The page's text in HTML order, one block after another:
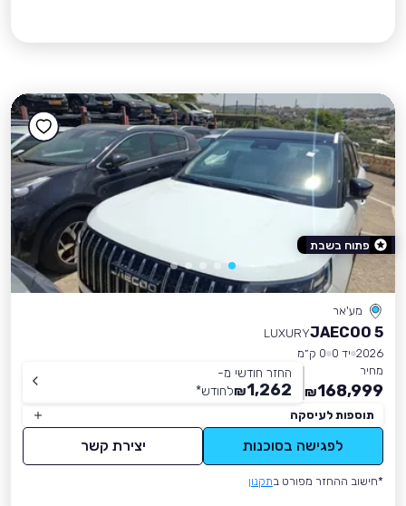
מע'אר
JAECOO 5
LUXURY
2026 יד 0
0 ק״מ
מחיר
168,999
₪
החזר חודשי מ-
1,262
₪לחודש*
תוספות לעיסקה
לפגישה בסוכנות יצירת קשר
*חישוב ההחזר מפורט בתקנון
פתוח בשבת